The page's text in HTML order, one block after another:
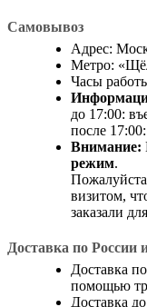
Самовывоз
Адрес:
Метро:
Часы
до 17:00:
после
Внимание:
режим.
визитом,
заказали
Доставка по России
Доставка
помощью
Доставка